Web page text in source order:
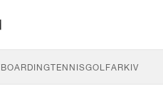
TENNISGOLFARKIV